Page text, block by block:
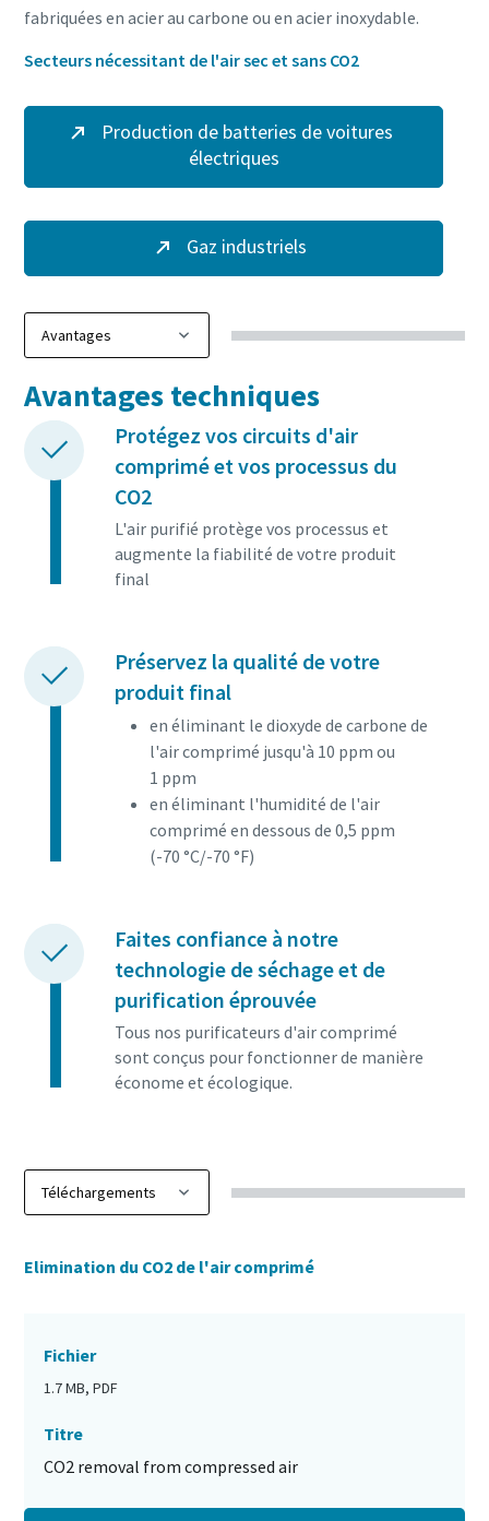
fabriquées en acier au carbone ou en acier inoxydable.
Secteurs nécessitant de l'air sec et sans CO2
Production de batteries de voitures
électriques
Gaz industriels
Avantages techniques
Protégez vos circuits d'air
comprimé et vos processus du
CO2
L'air purifié protège vos processus et
augmente la fiabilité de votre produit
final
Préservez la qualité de votre
produit final
en éliminant le dioxyde de carbone de
l'air comprimé jusqu'à 10 ppm ou
1 ppm
en éliminant l'humidité de l'air
comprimé en dessous de 0,5 ppm
(-70 °C/-70 °F)
Faites confiance à notre
technologie de séchage et de
purification éprouvée
Tous nos purificateurs d'air comprimé
sont conçus pour fonctionner de manière
économe et écologique.
Elimination du CO2 de l'air comprimé
Fichier
1.7 MB, PDF
Titre
CO2 removal from compressed air